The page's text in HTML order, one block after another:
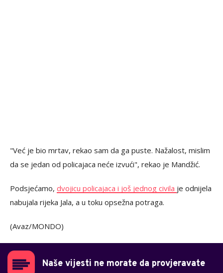
"Već je bio mrtav, rekao sam da ga puste. Nažalost, mislim
da se jedan od policajaca neće izvući", rekao je Mandžić.
Podsjećamo, dvojicu policajaca i još jednog civila je odnijela
nabujala rijeka Jala, a u toku opsežna potraga.
(Avaz/MONDO)
Naše vijesti ne morate da provjeravate